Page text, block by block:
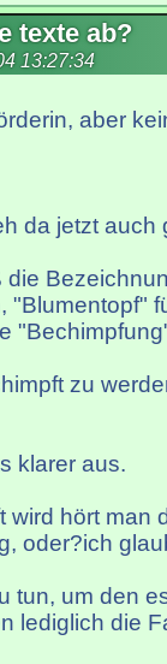
texte ab?
13:27:34
aber
da jetzt auch
"Blumentopf"
zu
klarer aus.
wird hört man
oder?ich
tun, um den
lediglich die